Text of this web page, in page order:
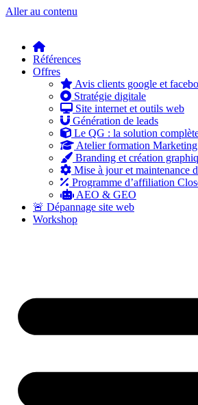
Aller au contenu
Références
Offres
Avis clients google et
Stratégie digitale
Site internet et outils web
Génération de leads
Le QG : la solution
Atelier formation
Branding et création
Mise à jour et maintenance
Programme d’affiliation
AEO & GEO
🚨 Dépannage site web
Workshop